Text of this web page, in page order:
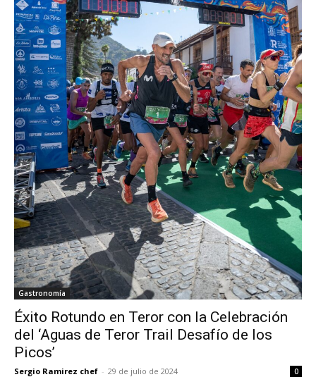
Gastronomía
Éxito Rotundo en Teror con la Celebración
del ‘Aguas de Teror Trail Desafío de los
Picos’
Sergio Ramirez chef - 29 de julio de 2024 0